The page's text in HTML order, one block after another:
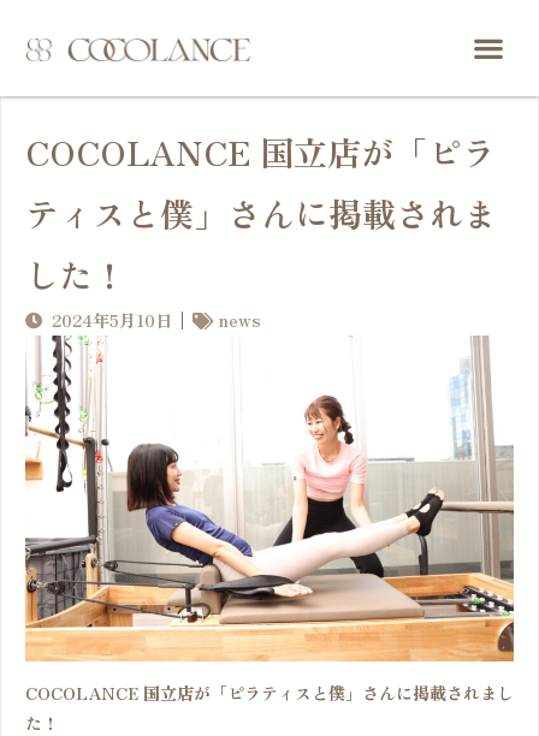
COCOLANCE 国立店が「ピラ
ティスと僕」さんに掲載されま
した！
2024年5月10日 news
COCOLANCE 国立店が「ピラティスと僕」さんに掲載されまし
た！